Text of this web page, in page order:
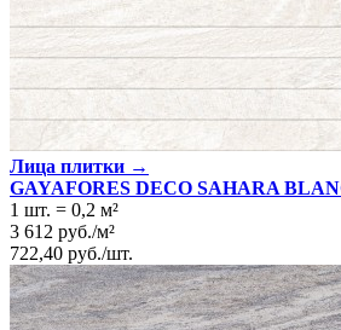
Лица плитки →
GAYAFORES DECO SAHARA
1 шт. = 0,2 м²
3 612 руб./м²
722,40 руб./шт.